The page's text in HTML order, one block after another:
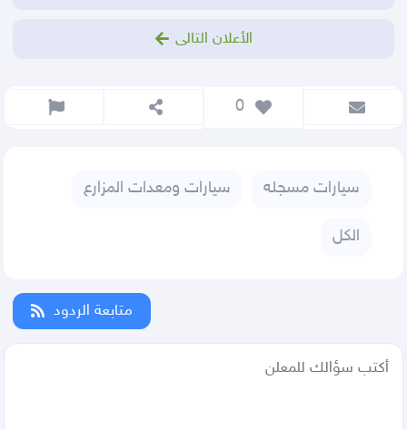
الأعلان التالى
سيارات مسجله سيارات ومعدات المزارع
الكل
متابعة الردود